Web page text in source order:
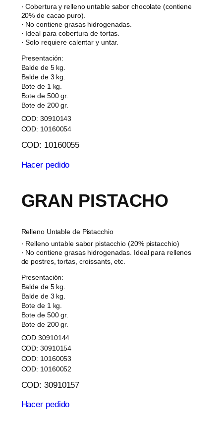
· Cobertura y relleno untable sabor chocolate (contiene
20% de cacao puro).
· No contiene grasas hidrogenadas.
· Ideal para cobertura de tortas.
· Solo requiere calentar y untar.
Presentación:
Balde de 5 kg.
Balde de 3 kg.
Bote de 1 kg.
Bote de 500 gr.
Bote de 200 gr.
COD: 30910143
COD: 10160054
COD: 10160055
Hacer pedido
GRAN PISTACHO
Relleno Untable de Pistacchio
· Relleno untable sabor pistacchio (20% pistacchio)
· No contiene grasas hidrogenadas. Ideal para rellenos
de postres, tortas, croissants, etc.
Presentación:
Balde de 5 kg.
Balde de 3 kg.
Bote de 1 kg.
Bote de 500 gr.
Bote de 200 gr.
COD:30910144
COD: 30910154
COD: 10160053
COD: 10160052
COD: 30910157
Hacer pedido